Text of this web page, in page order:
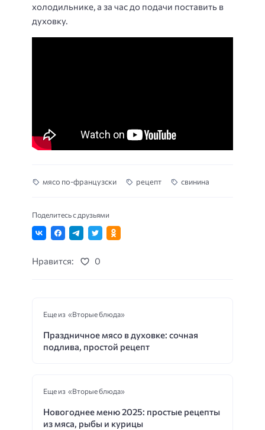
холодильнике, а за час до подачи поставить в
духовку.
мясо по-французски рецепт свинина
Поделитесь с друзьями
Нравится: 0
Еще из «Вторые блюда»
Праздничное мясо в духовке: сочная
подлива, простой рецепт
Еще из «Вторые блюда»
Новогоднее меню 2025: простые рецепты
из мяса, рыбы и курицы